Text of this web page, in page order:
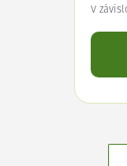
V